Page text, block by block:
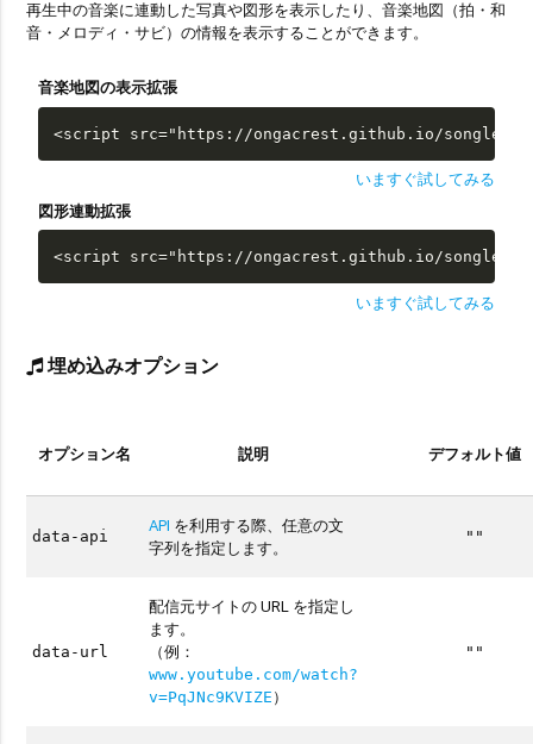
再生中の音楽に連動した写真や図形を表示したり、音楽地図（拍・和
音・メロディ・サビ）の情報を表示することができます。
音楽地図の表示拡張
<script src="https://ongacrest.github.io/songle-
いますぐ試してみる
図形連動拡張
<script src="https://ongacrest.github.io/songle-
いますぐ試してみる
埋め込みオプション
オプション名 説明 デフォルト値
data-api
API を利用する際、任意の文
字列を指定します。
""
data-url
配信元サイトの URL を指定し
ます。
（例：
www.youtube.com/watch?
v=PqJNc9KVIZE ）
""